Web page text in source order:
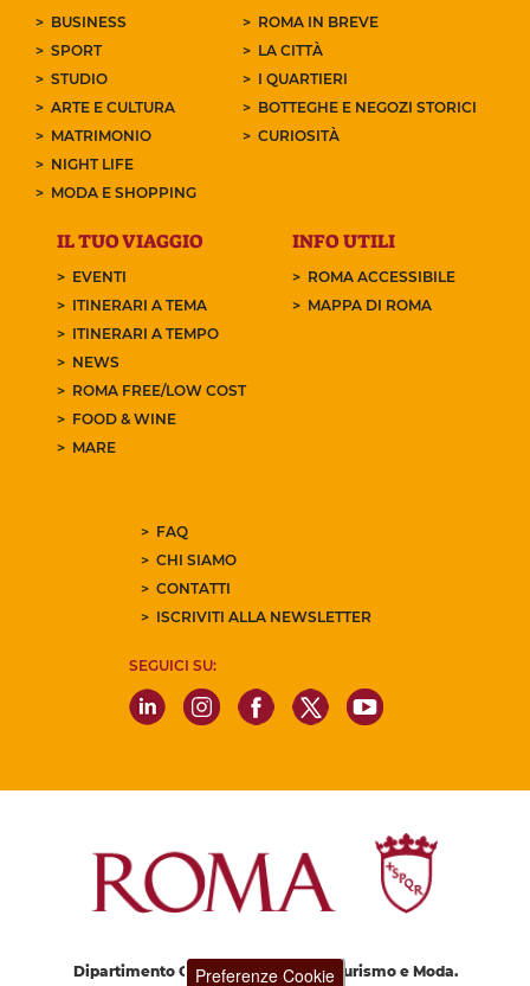
BUSINESS
SPORT
STUDIO
ARTE E CULTURA
MATRIMONIO
NIGHT LIFE
MODA E SHOPPING
ROMA IN BREVE
LA CITTÀ
I QUARTIERI
BOTTEGHE E NEGOZI STORICI
CURIOSITÀ
IL TUO VIAGGIO
EVENTI
ITINERARI A TEMA
ITINERARI A TEMPO
NEWS
ROMA FREE/LOW COST
FOOD & WINE
MARE
INFO UTILI
ROMA ACCESSIBILE
MAPPA DI ROMA
FAQ
CHI SIAMO
CONTATTI
ISCRIVITI ALLA NEWSLETTER
SEGUICI SU:
Dipartimento Grandi Eventi, Sport, Turismo e Moda.
Preferenze Cookie